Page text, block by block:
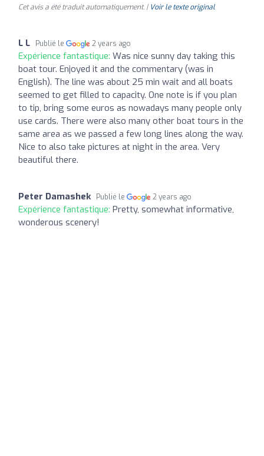
Cet avis a été traduit automatiquement. | Voir le texte original
L L Publié le 2 years ago
Expérience fantastique: Was nice sunny day taking this
boat tour. Enjoyed it and the commentary (was in
English). The line was about 25 min wait and all boats
seemed to get filled to capacity. One note is if you plan
to tip, bring some euros as nowadays many people only
use cards. There were also many other boat tours in the
same area as we passed a few long lines along the way.
Nice to also take pictures at night in the area. Very
beautiful there.
Peter Damashek Publié le 2 years ago
Expérience fantastique: Pretty, somewhat informative,
wonderous scenery!